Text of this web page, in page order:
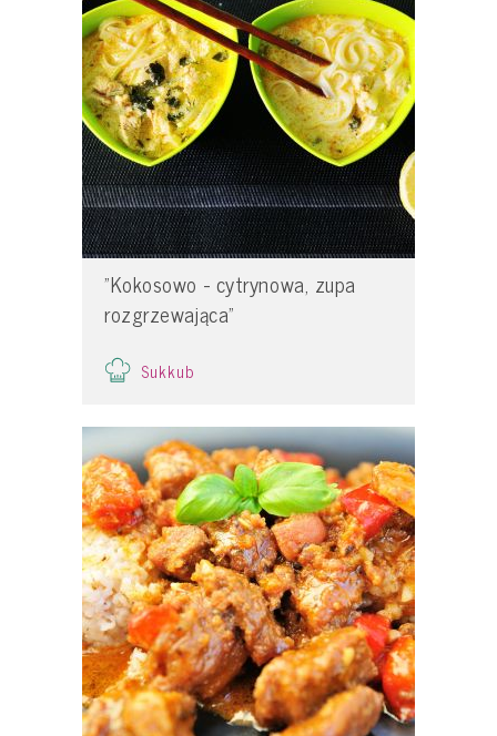
"Kokosowo - cytrynowa, zupa
rozgrzewająca"
Sukkub